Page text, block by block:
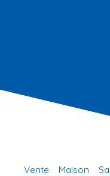
Vente Maison